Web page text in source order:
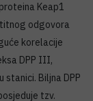
Keap1
odgovora
korelacije
DPP III,
stanici. Biljna DPP
tzv.